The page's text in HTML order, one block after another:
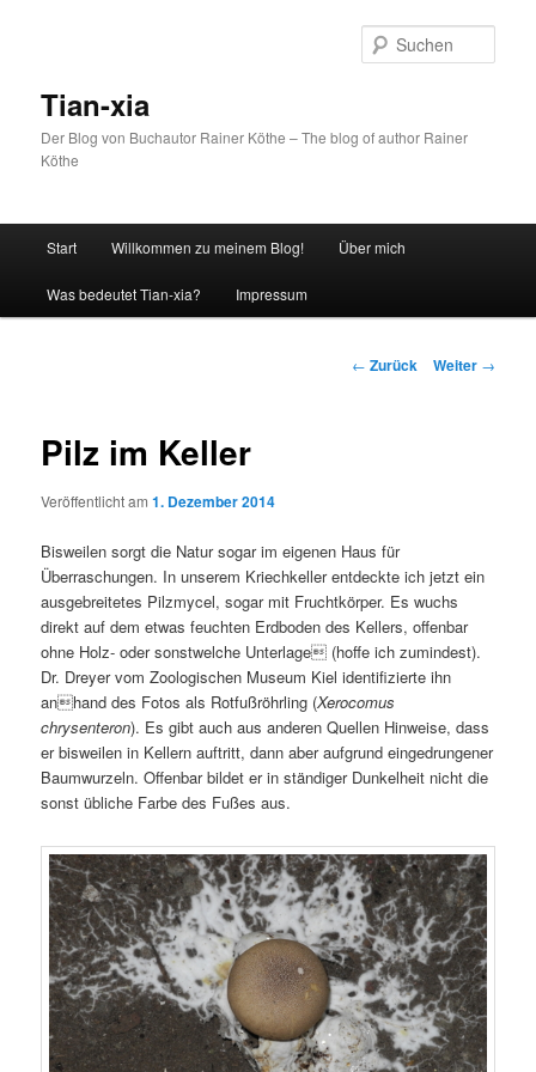
Tian-xia
Der Blog von Buchautor Rainer Köthe – The blog of author Rainer
Köthe
Start Willkommen zu meinem Blog! Über mich
Was bedeutet Tian-xia? Impressum
Beitrags-
← Zurück Weiter →
Pilz im Keller
Veröffentlicht am1. Dezember 2014
Bisweilen sorgt die Natur sogar im eigenen Haus für
Überraschungen. In unserem Kriechkeller entdeckte ich jetzt ein
ausgebreitetes Pilzmycel, sogar mit Fruchtkörper. Es wuchs
direkt auf dem etwas feuchten Erdboden des Kellers, offenbar
ohne Holz- oder sonstwelche Unterlage (hoffe ich zumindest).
Dr. Dreyer vom Zoologischen Museum Kiel identifizierte ihn
anhand des Fotos als Rotfußröhrling (Xerocomus
chrysenteron). Es gibt auch aus anderen Quellen Hinweise, dass
er bisweilen in Kellern auftritt, dann aber aufgrund eingedrungener
Baumwurzeln. Offenbar bildet er in ständiger Dunkelheit nicht die
sonst übliche Farbe des Fußes aus.